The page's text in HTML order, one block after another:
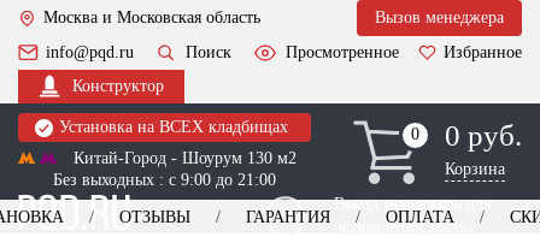
Москва и Московская область
Вызов менеджера
info@pqd.ru
Поиск Просмотренное
Избранное
Конструктор
Установка на ВСЕХ кладбищах
Китай-Город - Шоурум 130 м2
Без выходных : с 9:00 до 21:00
0
0 0 руб.
Корзина
Выезд менеджера для
оформления заказа
ОТЗЫВЫ ГАРАНТИЯ ОПЛАТА